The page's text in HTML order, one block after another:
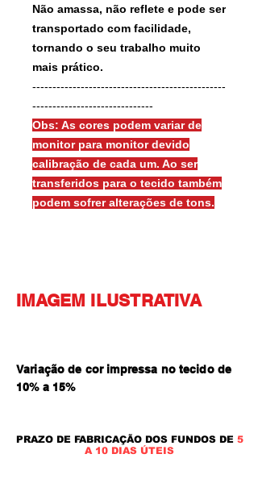
Não amassa, não reflete e pode ser
transportado com facilidade,
tornando o seu trabalho muito
mais prático.
------------------------------------------------
------------------------------
Obs: As cores podem variar de
monitor para monitor devido
calibração de cada um. Ao ser
transferidos para o tecido também
podem sofrer alterações de tons.
IMAGEM ILUSTRATIVA
Variação de cor impressa no tecido de
10% a 15%
PRAZO DE FABRICAÇÃO DOS FUNDOS DE 5
A 10 DIAS ÚTEIS